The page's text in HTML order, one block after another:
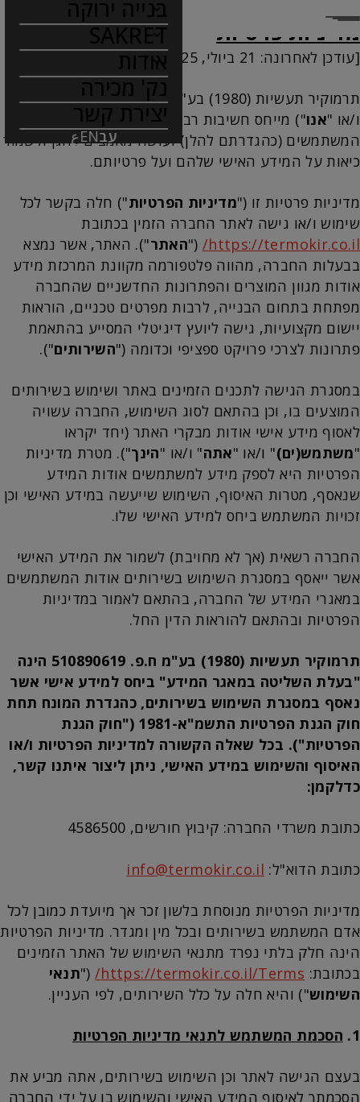
בנייה ירוקה
SAKRET
אודות
נק' מכירה
יצירת קשר
עבENع
מדיניות פרטיות
[עודכן לאחרונה: 21 ביולי, 2025]
תרמוקיר תעשיות (1980) בע"מ (" החברה" ו/או "אנחנו"
ו/או "אנו") מייחס חשיבות רבה לשמירה על פרטיות
המשתמשים (כהגדרתם להלן) ועושה מאמצים להגן ולשמור
כיאות על המידע האישי שלהם ועל פרטיותם.
מדיניות פרטיות זו ("מדיניות הפרטיות") חלה בקשר לכל
שימוש ו/או גישה לאתר החברה הזמין בכתובת
https://termokir.co.il/
("האתר"). האתר, אשר נמצא
בבעלות החברה, מהווה פלטפורמה מקוונת המרכזת מידע
אודות מגוון המוצרים והפתרונות החדשניים שהחברה
מפתחת בתחום הבנייה, לרבות מפרטים טכניים, הוראות
יישום מקצועיות, גישה ליועץ דיגיטלי המסייע בהתאמת
פתרונות לצרכי פרויקט ספציפי וכדומה ("השירותים").
במסגרת הגישה לתכנים הזמינים באתר ושימוש בשירותים
המוצעים בו, וכן בהתאם לסוג השימוש, החברה עשויה
לאסוף מידע אישי אודות מבקרי האתר (יחד יקראו
"משתמש(ים)" ו/או "אתה" ו/או "הינך"). מטרת מדיניות
הפרטיות היא לספק מידע למשתמשים אודות המידע
שנאסף, מטרות האיסוף, השימוש שייעשה במידע האישי וכן
זכויות המשתמש ביחס למידע האישי שלו.
החברה רשאית (אך לא מחויבת) לשמור את המידע האישי
אשר ייאסף במסגרת השימוש בשירותים אודות המשתמשים
במאגרי המידע של החברה, בהתאם לאמור במדיניות
הפרטיות ובהתאם להוראות הדין החל.
תרמוקיר תעשיות (1980) בע"מ ח.פ. 510890619 הינה
"בעלת השליטה במאגר המידע" ביחס למידע אישי אשר
נאסף במסגרת השימוש בשירותים, כהגדרת המונח תחת
חוק הגנת הפרטיות התשמ"א-1981 ("חוק הגנת
הפרטיות"). בכל שאלה הקשורה למדיניות הפרטיות ו/או
האיסוף והשימוש במידע האישי, ניתן ליצור איתנו קשר,
כדלקמן:
כתובת משרדי החברה: קיבוץ חורשים, 4586500
כתובת הדוא"ל: info@termokir.co.il
מדיניות הפרטיות מנוסחת בלשון זכר אך מיועדת כמובן לכל
אדם המשתמש בשירותים ובכל מין ומגדר. מדיניות הפרטיות
הינה חלק בלתי נפרד מתנאי השימוש של האתר הזמינים
בכתובת: https://termokir.co.il/Terms/
("תנאי
השימוש") והיא חלה על כלל השירותים, לפי העניין.
1. הסכמת המשתמש לתנאי מדיניות הפרטיות
בעצם הגישה לאתר וכן השימוש בשירותים, אתה מביע את
הסכמתך לאיסוף המידע האישי והשימוש בו על ידי החברה